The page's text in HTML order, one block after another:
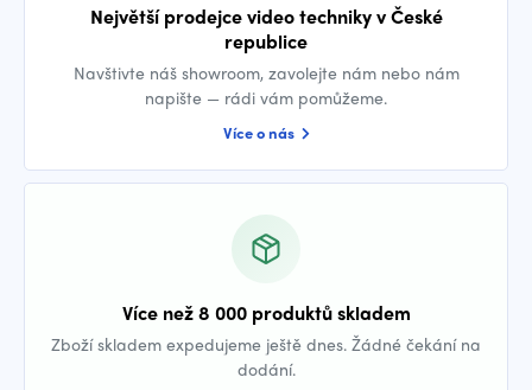
Největší prodejce video techniky v České
republice
Navštivte náš showroom, zavolejte nám nebo nám
napište — rádi vám pomůžeme.
Více o nás
Více než 8 000 produktů skladem
Zboží skladem expedujeme ještě dnes. Žádné čekání na
dodání.